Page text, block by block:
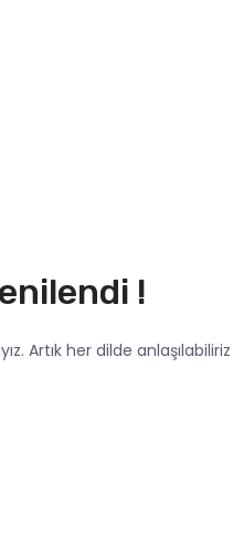
!
Artık her dilde